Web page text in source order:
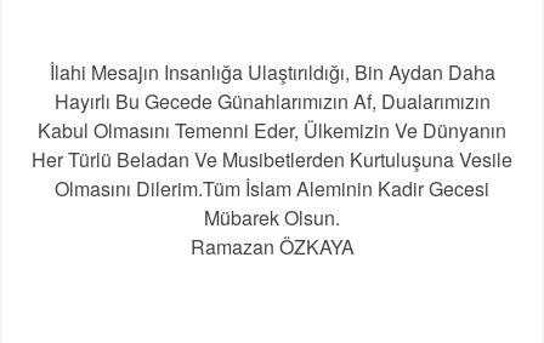
İlahi Mesajın Insanlığa Ulaştırıldığı, Bin Aydan Daha
Hayırlı Bu Gecede Günahlarımızın Af, Dualarımızın
Kabul Olmasını Temenni Eder, Ülkemizin Ve Dünyanın
Her Türlü Beladan Ve Musibetlerden Kurtuluşuna Vesile
Olmasını Dilerim.Tüm İslam Aleminin Kadir Gecesi
Mübarek Olsun.
Ramazan ÖZKAYA